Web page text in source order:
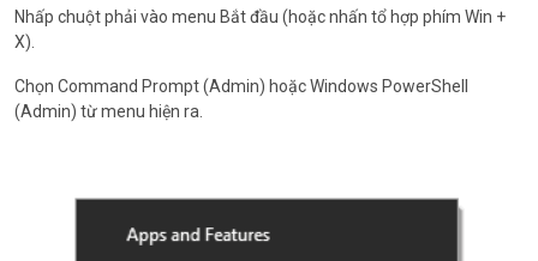
Nhấp chuột phải vào menu Bắt đầu (hoặc nhấn tổ hợp phím Win +
X).
Chọn Command Prompt (Admin) hoặc Windows PowerShell
(Admin) từ menu hiện ra.